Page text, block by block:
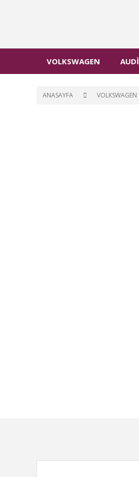
VOLKSWAGEN AUDİ
ANASAYFA VOLKSWAGEN